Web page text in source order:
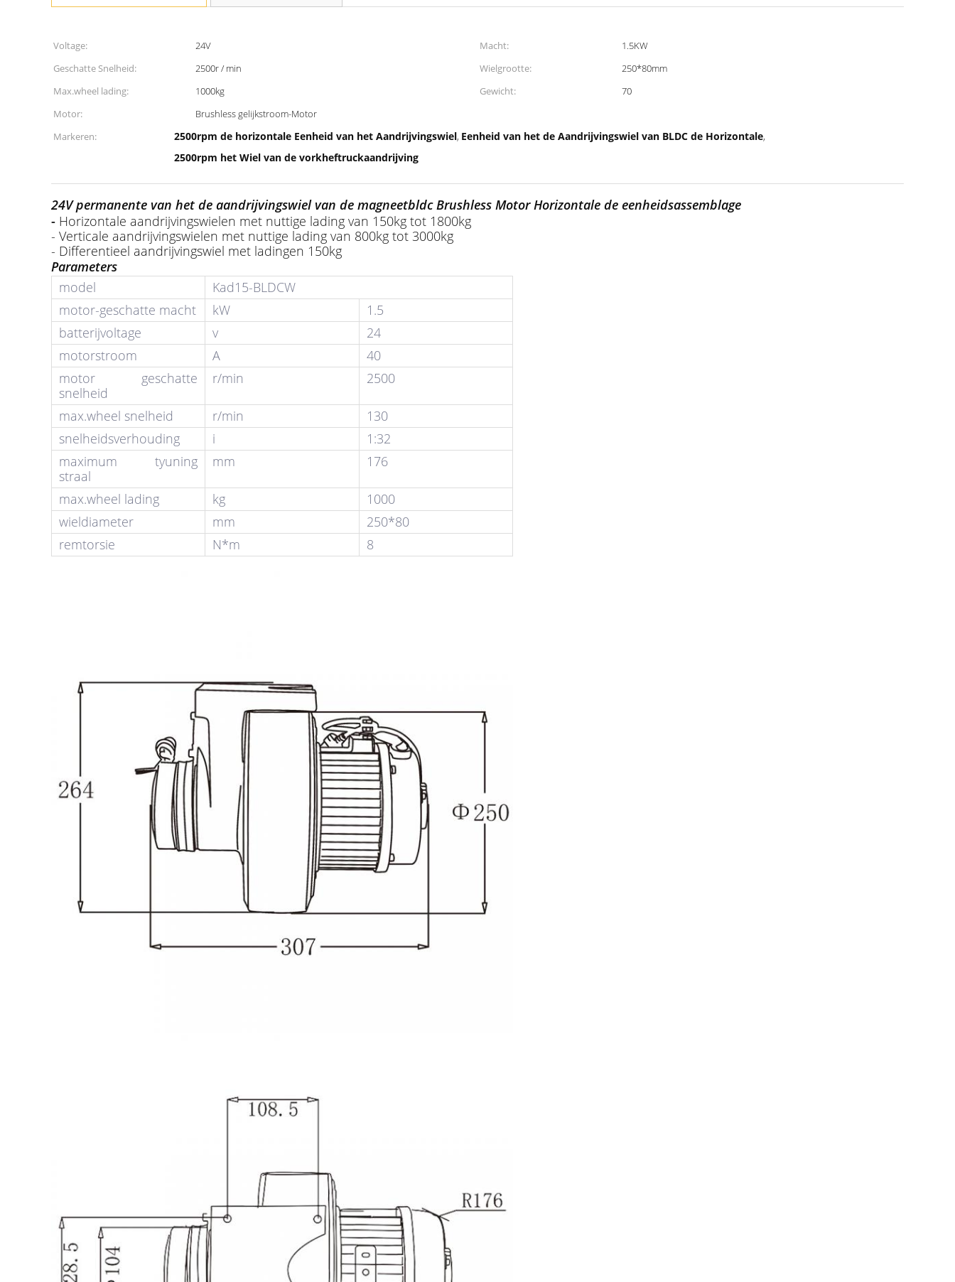
Voltage: 24V Macht:
1.5KW
Geschatte Snelheid:
2500r / min Wielgrootte:
250*80mm
Max.wheel lading:
1000kg Gewicht:
70
Motor:
Brushless gelijkstroom-Motor
Markeren:
2500rpm de horizontale Eenheid van het Aandrijvingswiel, Eenheid van het de Aandrijvingswiel van BLDC de Horizontale,
2500rpm het Wiel van de vorkheftruckaandrijving
24V permanente van het de aandrijvingswiel van de magneetbldc Brushless Motor Horizontale de eenheidsassemblage
- Horizontale aandrijvingswielen met nuttige lading van 150kg tot 1800kg
- Verticale aandrijvingswielen met nuttige lading van 800kg tot 3000kg
- Differentieel aandrijvingswiel met ladingen 150kg
Parameters
model
Kad15-BLDCW
motor-geschatte macht
kW
1.5
batterijvoltage
v
24
motorstroom
A
40
motor geschatte
snelheid
r/min 2500
max.wheel snelheid r/min
130
snelheidsverhouding
i
1:32
maximum tyuning
straal
mm 176
max.wheel lading kg
1000
wieldiameter
mm
250*80
remtorsie
N*m 8